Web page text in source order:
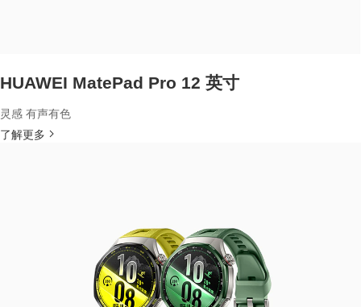
HUAWEI MatePad Pro 12 英寸
灵感 有声有色
了解更多